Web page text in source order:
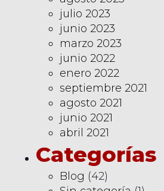
julio 2023
junio 2023
marzo 2023
junio 2022
enero 2022
septiembre 2021
agosto 2021
junio 2021
abril 2021
Categorías
Blog (42)